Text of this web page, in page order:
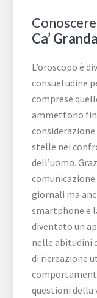
Conoscere
Ca’ Granda
L’oroscopo è
consuetudine
comprese
ammettono
stelle nei
dell’uomo.
giornali ma
smartphone e
diventato un
nelle abitudini
di ricreazione
questioni della